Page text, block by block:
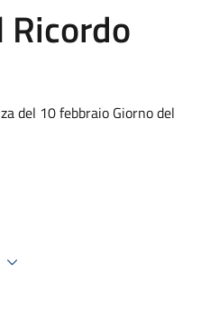
Ricordo
del 10 febbraio Giorno del